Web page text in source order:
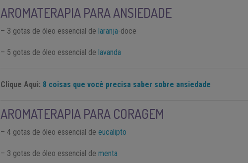
AROMATERAPIA PARA ANSIEDADE
– 3 gotas de óleo essencial de laranja-doce
– 5 gotas de óleo essencial de lavanda
Clique Aqui: 8 coisas que você precisa saber sobre ansiedade
AROMATERAPIA PARA CORAGEM
– 4 gotas de óleo essencial deeucalipto
– 3 gotas de óleo essencial dementa